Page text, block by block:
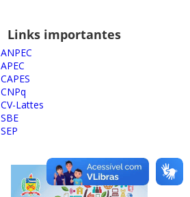
Links importantes
ANPEC
APEC
CAPES
CNPq
CV-Lattes
SBE
SEP